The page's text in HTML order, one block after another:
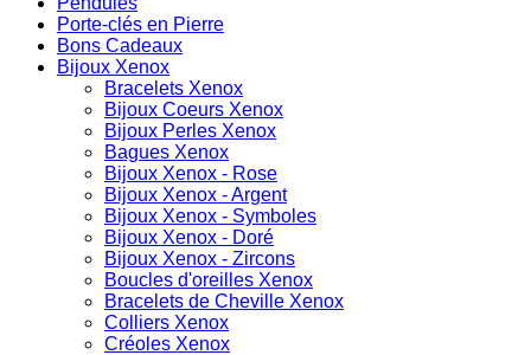
Porte-clés en Pierre
Bons Cadeaux
Bijoux Xenox
Bracelets Xenox
Bijoux Coeurs Xenox
Bijoux Perles Xenox
Bagues Xenox
Bijoux Xenox - Rose
Bijoux Xenox - Argent
Bijoux Xenox - Symboles
Bijoux Xenox - Doré
Bijoux Xenox - Zircons
Boucles d'oreilles Xenox
Bracelets de Cheville Xenox
Colliers Xenox
Créoles Xenox